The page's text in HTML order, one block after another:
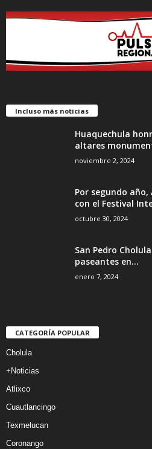
Incluso más noticias
Huaquechula
altares
noviembre 2, 2024
Por segundo
con el Festival
octubre 30, 2024
San Pedro
paseantes en...
enero 7, 2024
CATEGORÍA POPULAR
Cholula
+Noticias
Atlixco
Cuautlancingo
Texmelucan
Coronango